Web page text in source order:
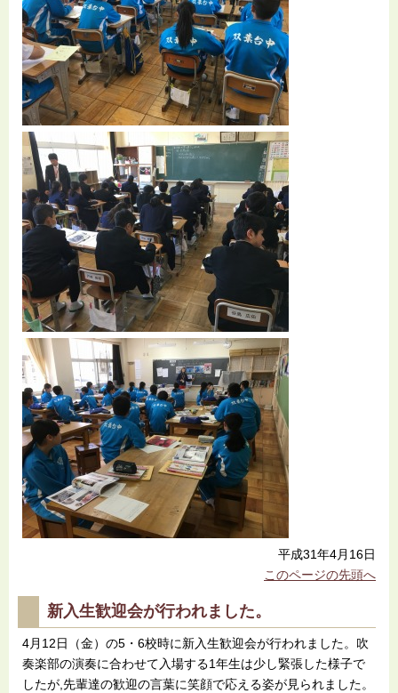
平成31年4月16日
このページの先頭へ
新入生歓迎会が行われました。
4月12日（金）の5・6校時に新入生歓迎会が行われました。吹
奏楽部の演奏に合わせて入場する1年生は少し緊張した様子で
したが,先輩達の歓迎の言葉に笑顔で応える姿が見られました。